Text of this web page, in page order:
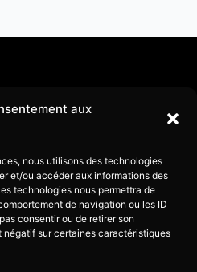
aux
nous utilisons des technologies
et/ou accéder aux informations des
technologies nous permettra de
de navigation ou les ID
consentir ou de retirer son
sur certaines caractéristiques